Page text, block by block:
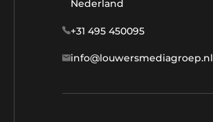
Nederland
+31 495 450095
info@louwersmediagroep.nl